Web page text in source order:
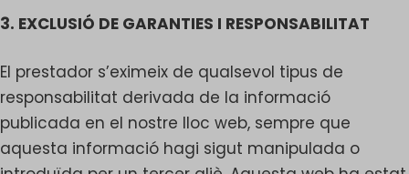
3. EXCLUSIÓ DE GARANTIES I RESPONSABILITAT
El prestador s’eximeix de qualsevol tipus de
responsabilitat derivada de la informació
publicada en el nostre lloc web, sempre que
aquesta informació hagi sigut manipulada o